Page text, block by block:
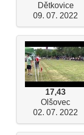
Dětkovice
09. 07. 2022
17,43
Olšovec
02. 07. 2022